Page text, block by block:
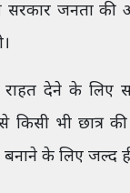
सरकार जनता
राहत देने के
भी छात्र की
बनाने के लिए जल्द